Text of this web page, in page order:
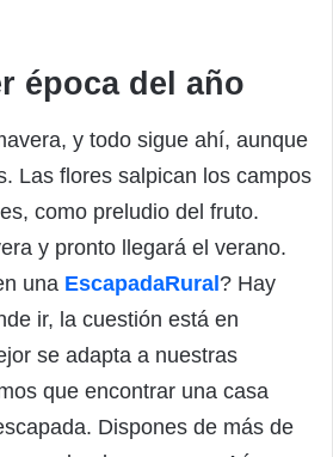
época del año
y todo sigue ahí, aunque
Las flores salpican los campos
como preludio del fruto.
y pronto llegará el verano.
una EscapadaRural ? Hay
ir, la cuestión está en
se adapta a nuestras
que encontrar una casa
Dispones de más de